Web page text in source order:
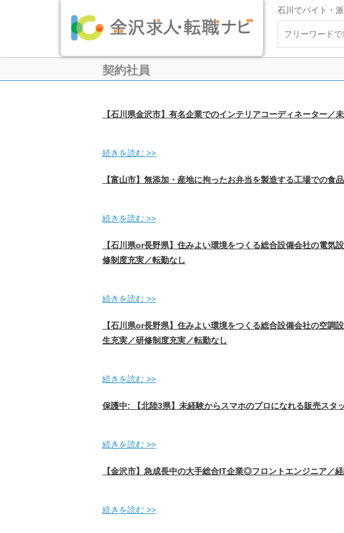
石川でバイト・
契約社員
【石川県金沢市】有名企業でのインテリアコーディネーター
続きを読む >>
【富山市】無添加・産地に拘ったお弁当を製造する工場での
続きを読む >>
【石川県or長野県】住みよい環境をつくる総合設備会社の電
修制度充実／転勤なし
続きを読む >>
【石川県or長野県】住みよい環境をつくる総合設備会社の空
生充実／研修制度充実／転勤なし
続きを読む >>
保護中: 【北陸3県】未経験からスマホのプロになれる販売ス
続きを読む >>
【金沢市】急成長中の大手総合IT企業◎フロントエンジニア／
続きを読む >>